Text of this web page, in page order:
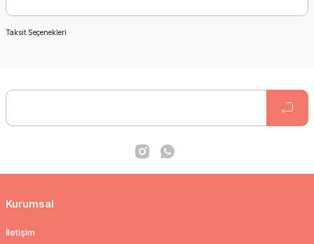
Taksit Seçenekleri
Kurumsal
İletişim